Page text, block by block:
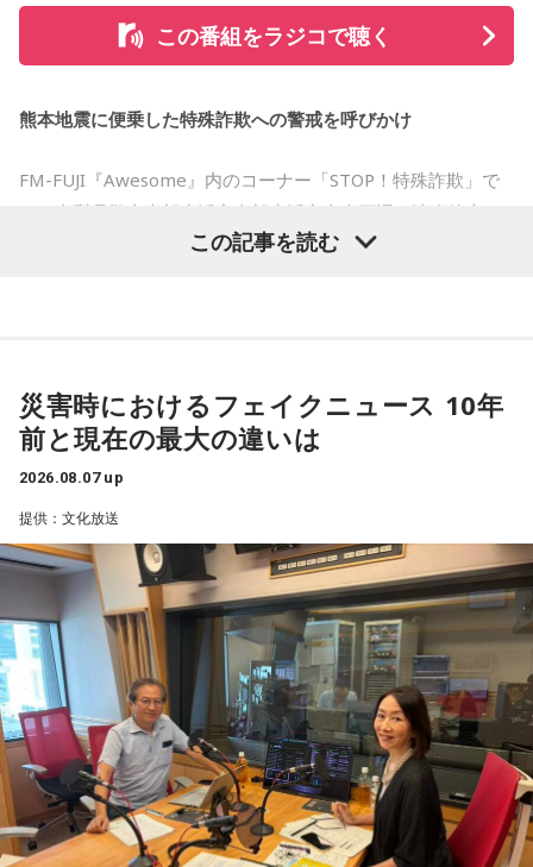
寅の日は、「千里行って千里帰る」という言い伝えから、旅
行や出張にも縁起が良い日とされています。
夏休み期間中ということもあり、旅行や帰省を予定している
ん。
し、余裕を持ったスケジュールを立てることが何より大切で
る人の中には、次のような予定をこの日に合わせる人もいま
す。
・財布を新調する、または使い始める
・銀行口座を開設する
・旅行や帰省、出張へ出発する
・資格の勉強や新しい習い事を始める
・神社へ参拝する
・仕事や趣味の新たな目標を立てる
また、六曜の「先勝」は一般的に午前中が吉とされているた
め、大切な予定を入れる場合は午前中を選ぶという考え方も
あります。
なお、これらは古くから伝わる暦の考え方であり、運気の上
昇や成果を保証するものではありません。自分の予定やライ
フスタイルに合わせて、無理のない範囲で取り入れるとよい
でしょう。
うのだけれど。
「ダーリン」でというのはやっぱりミュージックビデオがあ
か良かったのかなと思うのだけれど。バラード曲で花火って
ムと話を進めていったんだよね！
若井：ありがとう！
井滉斗
＜番組概要＞
番組名：SCHOOL OF LOCK!
放送日時：月曜～木曜 22:00～23:55／金曜 22:00～22:55
パーソナリティ：アンジー校長（アンジェリーナ1/3・
Gacharic Spin）、たんぼ教頭（溝上たんぼ）
番組Webサイト：https://www.tfm.co.jp/lock/
番組公式X：@sol_info
この番組をラジコで聴く
熊本地震に便乗した特殊詐欺への警戒を呼びかけ
FM-FUJI『Awesome』内のコーナー「STOP！特殊詐欺」で
は、山梨県警察本部生活安全部生活安全企画課の渡邉佳彦さ
んを迎え、熊本地震の発生に便乗した悪質な犯罪への注意を
増えるおそれがあることが紹介されました。
被災者を狙う悪質商法や義援金詐欺
渡邉さんは、災害時には被災した住宅を訪問し、家屋修繕や
必要物品の販売を装って高額な契約を迫る悪質商法が発生す
る可能性があると説明しました。
さらに、被災者以外を狙う犯罪として、公的機関や災害支援
団体を装い、義援金や寄付金を名目に現金や電子マネーをだ
まし取る詐欺にも注意が必要と呼びかけました。
過去には、自宅を訪れて義援金を集める手口や、自治体職員
を名乗る電話による詐欺も確認されていることから、支援先
が信頼できる団体であるか十分確認することが重要です。
この記事を読む
災害時におけるフェイクニュース 10年
前と現在の最大の違いは
2026.08.07 up
提供：文化放送